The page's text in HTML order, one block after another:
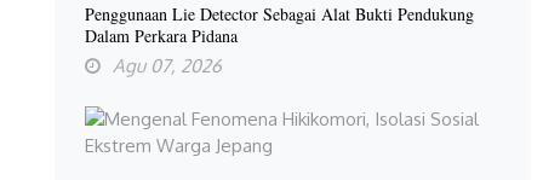
Penggunaan Lie Detector Sebagai Alat Bukti Pendukung
Dalam Perkara Pidana
Agu 07, 2026